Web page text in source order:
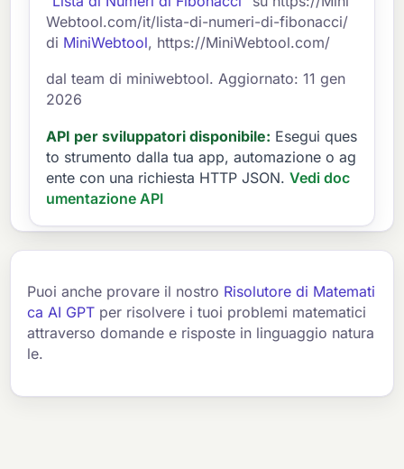
Webtool.com/it/lista-di-numeri-di-fibonacci/
di MiniWebtool, https://MiniWebtool.com/
dal team di miniwebtool. Aggiornato: 11 gen
2026
API per sviluppatori disponibile: Esegui ques
to strumento dalla tua app, automazione o ag
ente con una richiesta HTTP JSON. Vedi doc
umentazione API
Puoi anche provare il nostro Risolutore di Matemati
ca AI GPT per risolvere i tuoi problemi matematici
attraverso domande e risposte in linguaggio natura
le.